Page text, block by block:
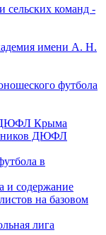
сельских команд -
имени А. Н.
футбола
ДЮФЛ Крыма
ДЮФЛ
в
и содержание
на базовом
лига